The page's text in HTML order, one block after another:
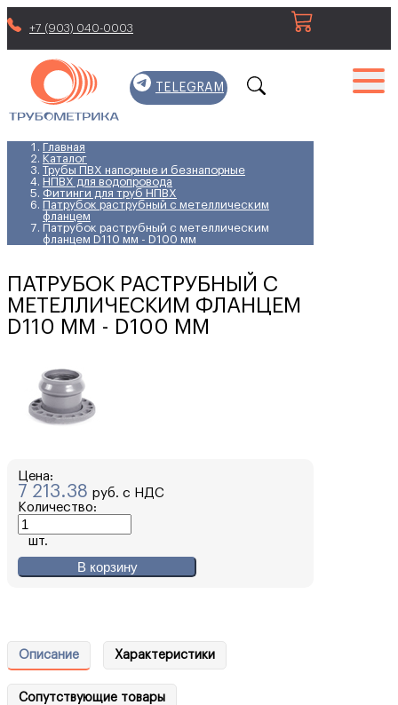
+7 (903) 040-0003
TELEGRAM
Главная
Каталог
Трубы ПВХ напорные и безнапорные
НПВХ для водопровода
Фитинги для труб НПВХ
Патрубок раструбный с метеллическим
фланцем
Патрубок раструбный с метеллическим
фланцем D110 мм - D100 мм
ПАТРУБОК РАСТРУБНЫЙ С
МЕТЕЛЛИЧЕСКИМ ФЛАНЦЕМ
D110 ММ - D100 ММ
Цена:
7 213.38 руб. с НДС
Количество:
шт.
В корзину
Описание Характеристики
Сопутствующие товары